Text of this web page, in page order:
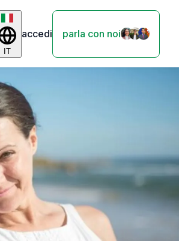
IT
accedi parla con noi